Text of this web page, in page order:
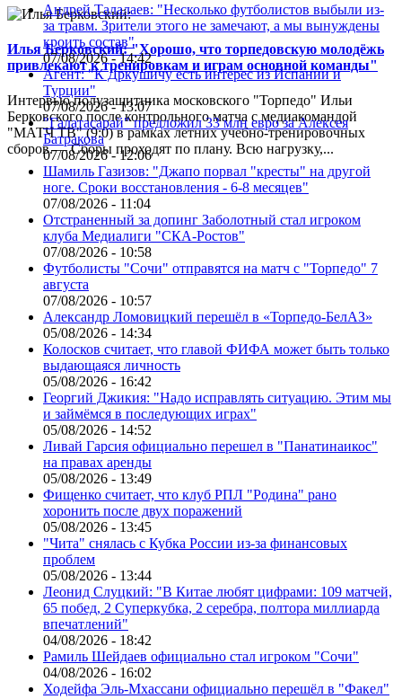
Илья Берковский: "Хорошо, что торпедовскую молодёжь
привлекают к тренировкам и играм основной команды"
Интервью полузащитника московского "Торпедо" Ильи
Берковского после контрольного матча с медиакомандой
"МАТЧ ТВ" (9:0) в рамках летних учебно-тренировочных
сборов.— Сборы проходят по плану. Всю нагрузку,...
Андрей Талалаев: "Несколько футболистов выбыли из-
за травм. Зрители этого не замечают, а мы вынуждены
кроить состав"
07/08/2026 - 14:42
Агент: "К Дркушичу есть интерес из Испании и
Турции"
07/08/2026 - 13:07
"Галатасарай" предложил 33 млн евро за Алексея
Батракова
07/08/2026 - 12:06
Шамиль Газизов: "Джапо порвал "кресты" на другой
ноге. Сроки восстановления - 6-8 месяцев"
07/08/2026 - 11:04
Отстраненный за допинг Заболотный стал игроком
клуба Медиалиги "СКА-Ростов"
07/08/2026 - 10:58
Футболисты "Сочи" отправятся на матч с "Торпедо" 7
августа
07/08/2026 - 10:57
Александр Ломовицкий перешёл в «Торпедо-БелАЗ»
05/08/2026 - 14:34
Колосков считает, что главой ФИФА может быть только
выдающаяся личность
05/08/2026 - 16:42
Георгий Джикия: "Надо исправлять ситуацию. Этим мы
и займёмся в последующих играх"
05/08/2026 - 14:52
Ливай Гарсия официально перешел в "Панатинаикос"
на правах аренды
05/08/2026 - 13:49
Фищенко считает, что клуб РПЛ "Родина" рано
хоронить после двух поражений
05/08/2026 - 13:45
"Чита" снялась с Кубка России из-за финансовых
проблем
05/08/2026 - 13:44
Леонид Слуцкий: "В Китае любят цифрами: 109 матчей,
65 побед, 2 Суперкубка, 2 серебра, полтора миллиарда
впечатлений"
04/08/2026 - 18:42
Рамиль Шейдаев официально стал игроком "Сочи"
04/08/2026 - 16:02
Ходейфа Эль-Мхассани официально перешёл в "Факел"